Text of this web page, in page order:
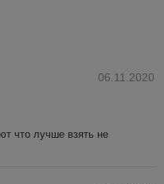
06.11.2020
что лучше взять не